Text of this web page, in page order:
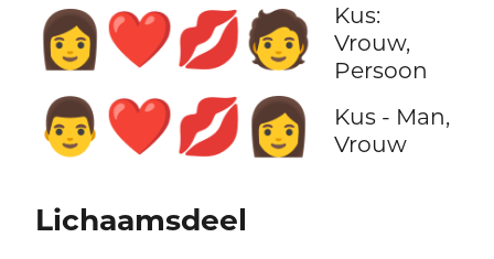
👩‍❤️‍💋‍🧑
Kus:
Vrouw,
Persoon
👨‍❤️‍💋‍👩
Kus - Man,
Vrouw
Lichaamsdeel